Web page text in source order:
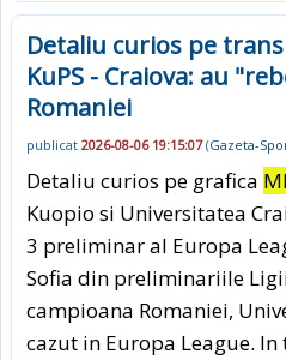
Detaliu curios pe
KuPS - Craiova: au
Romaniei
publicat 2026-08-06 19:15:07(Gazeta-
Detaliu curios pe grafica
Kuopio si Universitatea
3 preliminar al Europa
Sofia din preliminariile
campioana Romaniei,
cazut in Europa League.